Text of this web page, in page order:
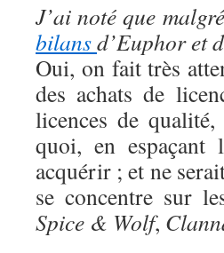
J’ai noté que
bilansd’Euphor et
Oui, on fait très
des achats de
licences de
quoi, en espaçant
acquérir ; et ne
se concentre sur
Spice & Wolf,